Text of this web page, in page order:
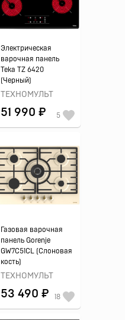
Электрическая
варочная панель
Teka TZ 6420
(Черный)
ТЕХНОМУЛЬТ
51 990 ₽ 5
Газовая варочная
панель Gorenje
GW7C51CL (Слоновая
кость)
ТЕХНОМУЛЬТ
53 490 ₽ 18